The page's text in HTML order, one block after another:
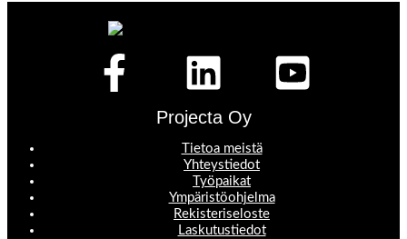
Projecta Oy
Tietoa meistä
Yhteystiedot
Työpaikat
Ympäristöohjelma
Rekisteriseloste
Laskutustiedot